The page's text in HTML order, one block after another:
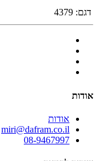
דגם: 4379
אודות
אודות
miri@dafram.co.il
08-9467997